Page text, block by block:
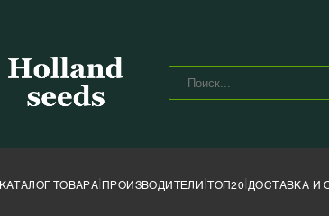
КАТАЛОГ ТОВАРА ПРОИЗВОДИТЕЛИ | ТОП20 |ДОСТАВКА И